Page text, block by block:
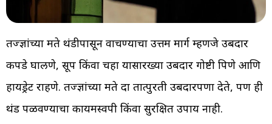
तज्ज्ञांच्या मते थंडीपासून वाचण्याचा उत्तम मार्ग म्हणजे उबदार
कपडे घालणे, सूप किंवा चहा यासारख्या उबदार गोष्टी पिणे आणि
हायड्रेट राहणे. तज्ज्ञांच्या मते दारू तात्पुरती उबदारपणा देते, पण ही
थंड पळवण्याचा कायमस्वरूपी किंवा सुरक्षित उपाय नाही.